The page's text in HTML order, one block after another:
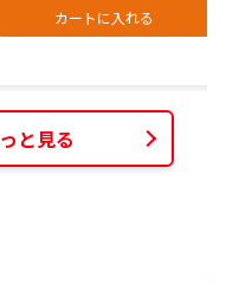
カートに入れる
と見る